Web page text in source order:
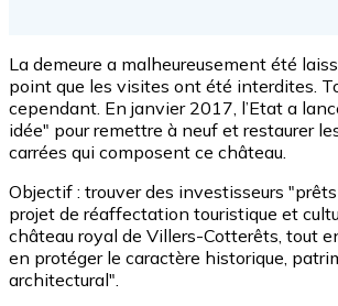
La demeure a malheureusement été
point que les visites ont été interdites.
cependant. En janvier 2017, l’Etat a
idée" pour remettre à neuf et restaurer
carrées qui composent ce château.
Objectif : trouver des investisseurs
projet de réaffectation touristique et
château royal de Villers-Cotterêts, tout
en protéger le caractère historique,
architectural".